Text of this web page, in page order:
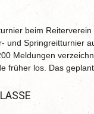
beim
und Springreitturnier
Meldungen
früher los. Das